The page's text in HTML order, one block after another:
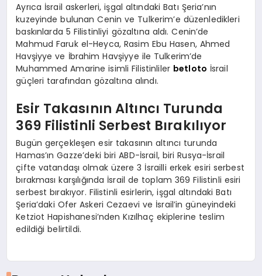
Ayrıca İsrail askerleri, işgal altındaki Batı Şeria’nın
kuzeyinde bulunan Cenin ve Tulkerim’e düzenledikleri
baskınlarda 5 Filistinliyi gözaltına aldı. Cenin’de
Mahmud Faruk el-Heyca, Rasim Ebu Hasen, Ahmed
Havşiyye ve İbrahim Havşiyye ile Tulkerim’de
Muhammed Amarine isimli Filistinliler betloto İsrail
güçleri tarafından gözaltına alındı.
Esir Takasının Altıncı Turunda
369 Filistinli Serbest Bırakılıyor
Bugün gerçekleşen esir takasının altıncı turunda
Hamas’ın Gazze’deki biri ABD-İsrail, biri Rusya-İsrail
çifte vatandaşı olmak üzere 3 İsrailli erkek esiri serbest
bırakması karşılığında İsrail de toplam 369 Filistinli esiri
serbest bırakıyor. Filistinli esirlerin, işgal altındaki Batı
Şeria’daki Ofer Askeri Cezaevi ve İsrail’in güneyindeki
Ketziot Hapishanesi’nden Kızılhaç ekiplerine teslim
edildiği belirtildi.